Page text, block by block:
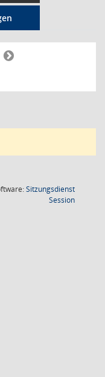
Sitzungsdienst
Session(Wird in